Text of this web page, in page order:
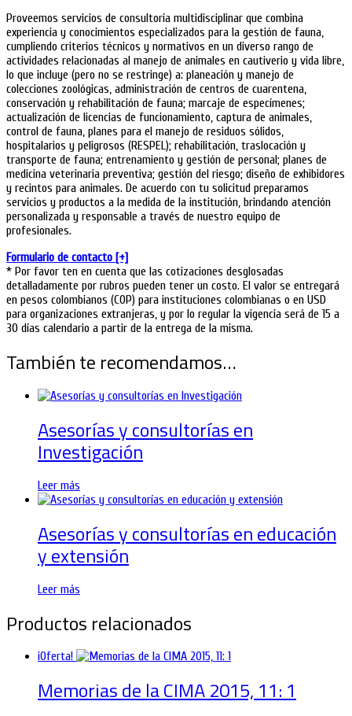
Proveemos servicios de consultoría multidisciplinar que combina
experiencia y conocimientos especializados para la gestión de fauna,
cumpliendo criterios técnicos y normativos en un diverso rango de
actividades relacionadas al manejo de animales en cautiverio y vida libre,
lo que incluye (pero no se restringe) a: planeación y manejo de
colecciones zoológicas, administración de centros de cuarentena,
conservación y rehabilitación de fauna; marcaje de especímenes;
actualización de licencias de funcionamiento, captura de animales,
control de fauna, planes para el manejo de residuos sólidos,
hospitalarios y peligrosos (RESPEL); rehabilitación, traslocación y
transporte de fauna; entrenamiento y gestión de personal; planes de
medicina veterinaria preventiva; gestión del riesgo; diseño de exhibidores
y recintos para animales. De acuerdo con tu solicitud preparamos
servicios y productos a la medida de la institución, brindando atención
personalizada y responsable a través de nuestro equipo de
profesionales.
Formulario de contacto [+]
* Por favor ten en cuenta que las cotizaciones desglosadas
detalladamente por rubros pueden tener un costo. El valor se entregará
en pesos colombianos (COP) para instituciones colombianas o en USD
para organizaciones extranjeras, y por lo regular la vigencia será de 15 a
30 días calendario a partir de la entrega de la misma.
También te recomendamos…
Asesorías y consultorías en
Investigación
Leer más
Asesorías y consultorías en educación
y extensión
Leer más
Productos relacionados
¡Oferta!
Memorias de la CIMA 2015, 11: 1